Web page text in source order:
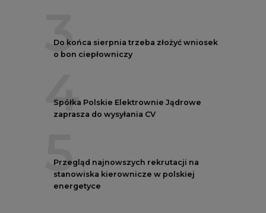
3
Do końca sierpnia trzeba złożyć wniosek
o bon ciepłowniczy
4
Spółka Polskie Elektrownie Jądrowe
zaprasza do wysyłania CV
5
Przegląd najnowszych rekrutacji na
stanowiska kierownicze w polskiej
energetyce